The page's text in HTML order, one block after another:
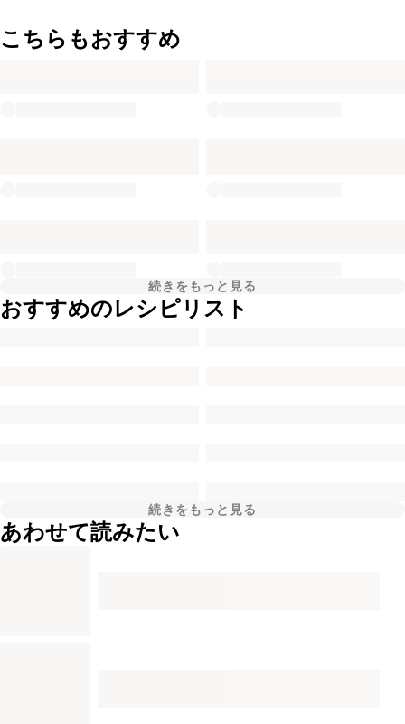
こちらもおすすめ
続きをもっと見る
おすすめのレシピリスト
続きをもっと見る
あわせて読みたい